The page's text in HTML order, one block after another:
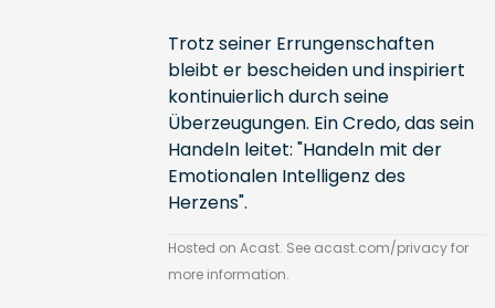
Trotz seiner Errungenschaften
bleibt er bescheiden und inspiriert
kontinuierlich durch seine
Überzeugungen. Ein Credo, das sein
Handeln leitet: "Handeln mit der
Emotionalen Intelligenz des
Herzens".
Hosted on Acast. See acast.com/privacyfor
more information.